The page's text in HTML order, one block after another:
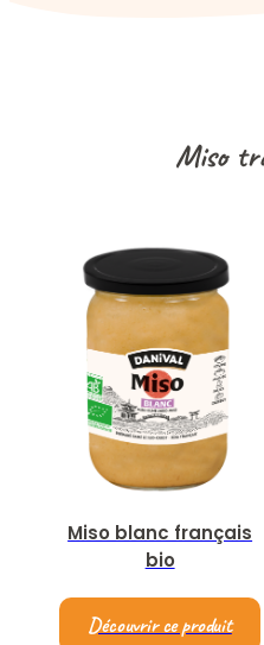
Miso
Miso blanc français
bio
Découvrir ce produit